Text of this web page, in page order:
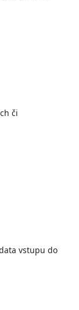
či
vstupu do